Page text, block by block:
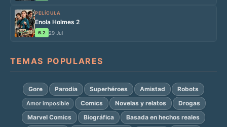
PELÍCULA
Enola Holmes 2
6.2 29 Jul
TEMAS POPULARES
Gore Parodia Superhéroes Amistad Robots
Amor imposible Comics Novelas y relatos
Drogas
Marvel Comics
Biográfica
Basada en hechos reales